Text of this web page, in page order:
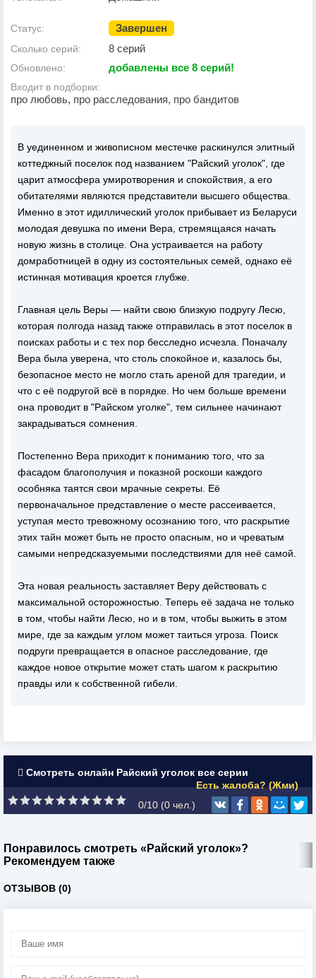
Статус: Завершен
Сколько серий: 8 серий
Обновлено: добавлены все 8 серий!
Входит в подборки:
про любовь, про расследования, про бандитов
В уединенном и живописном местечке раскинулся элитный
коттеджный поселок под названием "Райский уголок", где
царит атмосфера умиротворения и спокойствия, а его
обитателями являются представители высшего общества.
Именно в этот идиллический уголок прибывает из Беларуси
молодая девушка по имени Вера, стремящаяся начать
новую жизнь в столице. Она устраивается на работу
домработницей в одну из состоятельных семей, однако её
истинная мотивация кроется глубже.
Главная цель Веры — найти свою близкую подругу Лесю,
которая полгода назад также отправилась в этот поселок в
поисках работы и с тех пор бесследно исчезла. Поначалу
Вера была уверена, что столь спокойное и, казалось бы,
безопасное место не могло стать ареной для трагедии, и
что с её подругой всё в порядке. Но чем больше времени
она проводит в "Райском уголке", тем сильнее начинают
закрадываться сомнения.
Постепенно Вера приходит к пониманию того, что за
фасадом благополучия и показной роскоши каждого
особняка таятся свои мрачные секреты. Её
первоначальное представление о месте рассеивается,
уступая место тревожному осознанию того, что раскрытие
этих тайн может быть не просто опасным, но и чреватым
самыми непредсказуемыми последствиями для неё самой.
Эта новая реальность заставляет Веру действовать с
максимальной осторожностью. Теперь её задача не только
в том, чтобы найти Лесю, но и в том, чтобы выжить в этом
мире, где за каждым углом может таиться угроза. Поиск
подруги превращается в опасное расследование, где
каждое новое открытие может стать шагом к раскрытию
правды или к собственной гибели.
Смотреть онлайн Райский уголок все серии
Есть жалоба? (Жми)
0/10 (0 чел.)
Понравилось смотреть «Райский уголок»?
Рекомендуем также
ОТЗЫВОВ (0)